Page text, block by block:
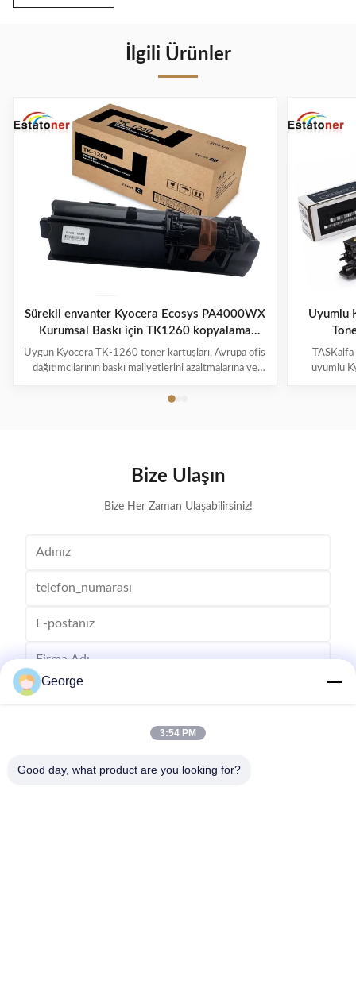
İlgili Ürünler
Sürekli envanter Kyocera Ecosys PA4000WX
Kurumsal Baskı için TK1260 kopyalama
toner tedarik
Uygun Kyocera TK-1260 toner kartuşları, Avrupa ofis
dağıtımcılarının baskı maliyetlerini azaltmalarına ve
yardımcı oluyor? Avrupa'da uyumlu Kyocera TK-1260
Uyumlu
uyumlu
Bize Ulaşın
Bize Her Zaman Ulaşabilirsiniz!
George
3:54 PM
Good day, what product are you looking for?